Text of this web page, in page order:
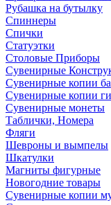
Рубашка на бутылку
Спиннеры
Спички
Статуэтки
Столовые Приборы
Сувенирные
Сувенирные копии
Сувенирные копии
Сувенирные монеты
Таблички, Номера
Фляги
Шевроны и вымпелы
Шкатулки
Магниты фигурные
Новогодние товары
Сувенирные копии